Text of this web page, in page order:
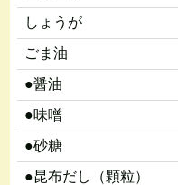
しょうが
ごま油
●醤油
●味噌
●砂糖
●昆布だし（顆粒）